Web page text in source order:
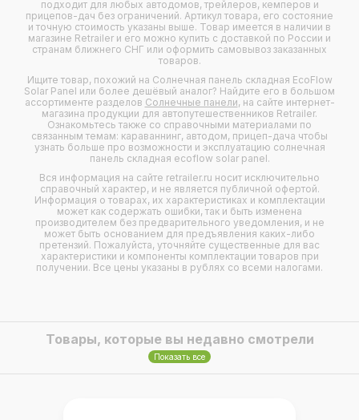
подходит для любых автодомов, трейлеров, кемперов и
прицепов-дач без ограничений. Артикул товара, его состояние
и точную стоимость указаны выше. Товар имеется в наличии в
магазине Retrailer и его можно купить с доставкой по России и
странам ближнего СНГ или оформить самовывоз заказанных
товаров.
Ищите товар, похожий на Солнечная панель складная EcoFlow
Solar Panel или более дешёвый аналог? Найдите его в большом
ассортименте разделов Солнечные панели, на сайте интернет-
магазина продукции для автопутешественников Retrailer.
Ознакомьтесь также со справочными материалами по
связанным темам: караваннинг, автодом, прицеп-дача чтобы
узнать больше про возможности и эксплуатацию солнечная
панель складная ecoflow solar panel.
Вся информация на сайте retrailer.ru носит исключительно
справочный характер, и не является публичной офертой.
Информация о товарах, их характеристиках и комплектации
может как содержать ошибки, так и быть изменена
производителем без предварительного уведомления, и не
может быть основанием для предъявления каких-либо
претензий. Пожалуйста, уточняйте существенные для вас
характеристики и компоненты комплектации товаров при
получении. Все цены указаны в рублях со всеми налогами.
Товары, которые вы недавно смотрели
Показать все